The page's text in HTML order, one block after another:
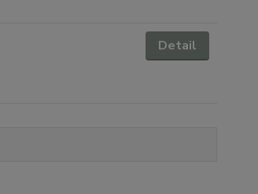
Detail